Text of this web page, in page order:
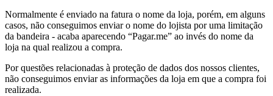
Normalmente é enviado na fatura o nome da loja, porém, em alguns
casos, não conseguimos enviar o nome do lojista por uma limitação
da bandeira - acaba aparecendo “Pagar.me” ao invés do nome da
loja na qual realizou a compra.
Por questões relacionadas à proteção de dados dos nossos clientes,
não conseguimos enviar as informações da loja em que a compra foi
realizada.